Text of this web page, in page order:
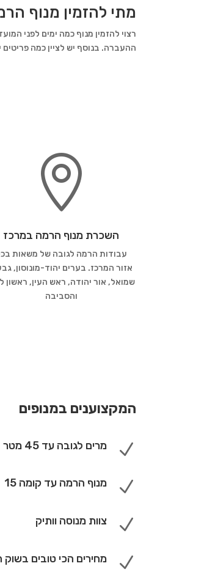
מתי להזמין מנוף
רצוי להזמין מנוף כמה ימים לפני
ההעברה. בנוסף יש לציין כמה

השכרת מנוף הרמה במרכז
עבודות הרמה לגובה של משאות
אזור המרכז. בערים יהוד-מונוסון,
שמואל, אור יהודה, ראש העין, ראשון
והסביבה
המקצוענים במנופים
N מרים לגובה עד 45 מטר
N מנוף הרמה עד קומה 15
N צוות מנוסה וותיק
N מחירים הכי טובים בשוק החל